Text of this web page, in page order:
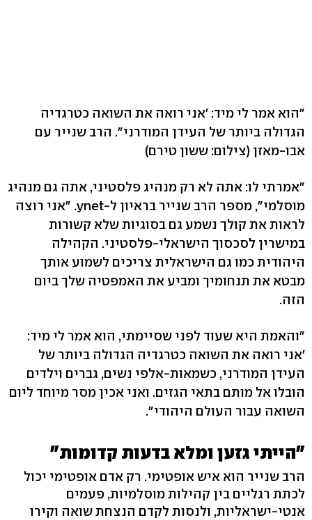
"הוא אמר לי מיד: 'אני רואה את השואה כטרגדיה
הגדולה ביותר של העידן המודרני". הרב שנייר עם
אבו-מאזן (צילום: ששון טירם)
"אמרתי לו: אתה לא רק מנהיג פלסטיני, אתה גם מנהיג
מוסלמי", מספר הרב שנייר בראיון ל-ynet. "אני רוצה
לראות את קולך נשמע גם בסוגיות שלא קשורות
במישרין לסכסוך הישראלי-פלסטיני. הקהילה
היהודית כמו גם הישראלית צריכים לשמוע אותך
מבטא את תנחומיך ומביע את האמפטיה שלך ביום
הזה.
"והאמת היא שעוד לפני שסיימתי, הוא אמר לי מיד:
'אני רואה את השואה כטרגדיה הגדולה ביותר של
העידן המודרני, כשמאות-אלפי נשים, גברים וילדים
הובלו אל מותם בתאי הגזים. ואני אכין מסר מיוחד ליום
השואה עבור העולם היהודי".
"הייתי גזען ומלא בדעות קדומות"
הרב שנייר הוא איש אופטימי. רק אדם אופטימי יכול
לכתת רגליים בין קהילות מוסלמיות, פעמים
אנטי-ישראליות, ולנסות לקדם הנצחת שואה וקירו